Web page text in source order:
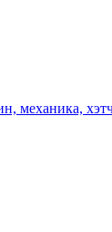
механика,